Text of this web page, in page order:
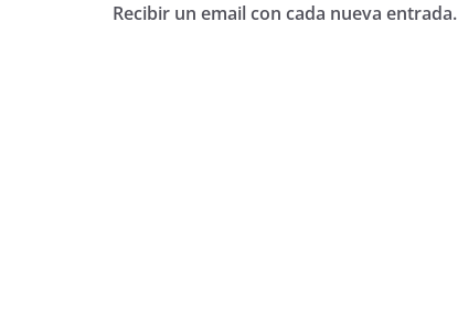
Recibir un email con cada nueva entrada.